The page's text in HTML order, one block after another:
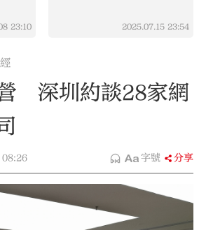
23:10 2025.07.15 23:54
深圳約談28家網
08:26 字號 分享